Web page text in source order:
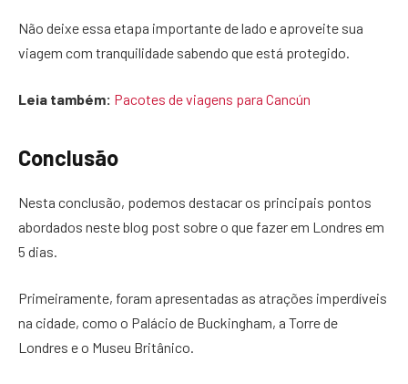
Não deixe essa etapa importante de lado e aproveite sua
viagem com tranquilidade sabendo que está protegido.
Leia também: Pacotes de viagens para Cancún
Conclusão
Nesta conclusão, podemos destacar os principais pontos
abordados neste blog post sobre o que fazer em Londres em
5 dias.
Primeiramente, foram apresentadas as atrações imperdíveis
na cidade, como o Palácio de Buckingham, a Torre de
Londres e o Museu Britânico.